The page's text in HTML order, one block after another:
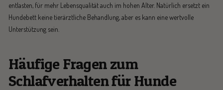
entlasten, für mehr Lebensqualität auch im hohen Alter. Natürlich ersetzt ein
Hundebett keine tierärztliche Behandlung, aber es kann eine wertvolle
Unterstützung sein.
Häufige Fragen zum
Schlafverhalten für Hunde